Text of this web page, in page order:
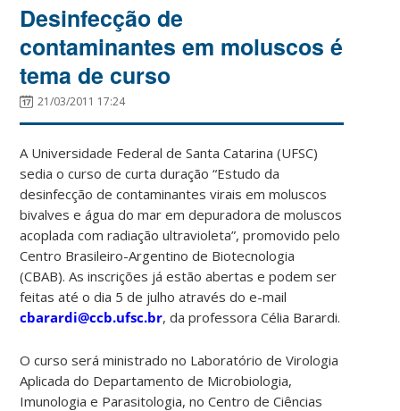
Desinfecção de
contaminantes em moluscos é
tema de curso
21/03/2011 17:24
A Universidade Federal de Santa Catarina (UFSC)
sedia o curso de curta duração “Estudo da
desinfecção de contaminantes virais em moluscos
bivalves e água do mar em depuradora de moluscos
acoplada com radiação ultravioleta”, promovido pelo
Centro Brasileiro-Argentino de Biotecnologia
(CBAB). As inscrições já estão abertas e podem ser
feitas até o dia 5 de julho através do e-mail
cbarardi@ccb.ufsc.br, da professora Célia Barardi.
O curso será ministrado no Laboratório de Virologia
Aplicada do Departamento de Microbiologia,
Imunologia e Parasitologia, no Centro de Ciências